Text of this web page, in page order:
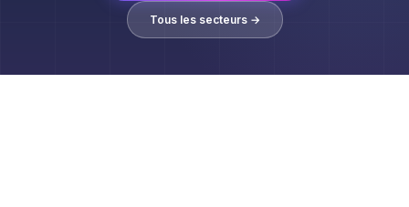
Tous les secteurs →